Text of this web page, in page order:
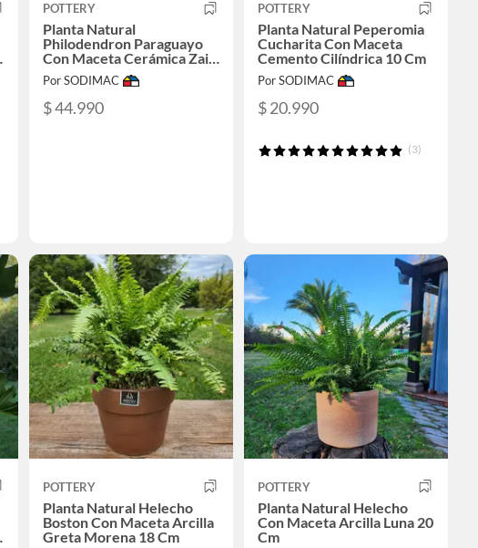
POTTERY
Planta Natural
Philodendron Paraguayo
Con Maceta Cerámica Zaia
Rosa 20 Cm
Por SODIMAC
$ 44.990
POTTERY
Planta Natural Peperomia
Cucharita Con Maceta
Cemento Cilíndrica 10 Cm
Por SODIMAC
$ 20.990
(3)
POTTERY
Planta Natural Helecho
Boston Con Maceta Arcilla
Greta Morena 18 Cm
POTTERY
Planta Natural Helecho
Con Maceta Arcilla Luna 20
Cm